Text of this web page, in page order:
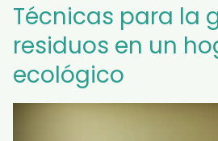
Técnicas para la
residuos en un
ecológico